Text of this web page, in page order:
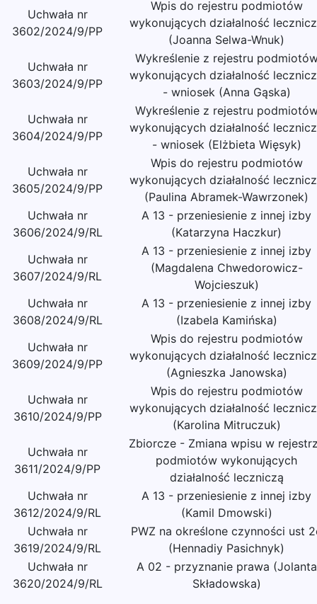
Uchwała nr
3602/2024/9/PP
Wpis do rejestru podmiotów
wykonujących działalność
(Joanna Selwa-Wnuk)
Uchwała nr
3603/2024/9/PP
Wykreślenie z rejestru
wykonujących działalność
- wniosek (Anna Gąska)
Uchwała nr
3604/2024/9/PP
Wykreślenie z rejestru
wykonujących działalność
- wniosek (Elżbieta Więsyk)
Uchwała nr
3605/2024/9/PP
Wpis do rejestru podmiotów
wykonujących działalność
(Paulina Abramek-Wawrzonek)
Uchwała nr
3606/2024/9/RL
A 13 - przeniesienie z innej izby
(Katarzyna Haczkur)
Uchwała nr
3607/2024/9/RL
A 13 - przeniesienie z innej izby
(Magdalena Chwedorowicz-
Wojcieszuk)
Uchwała nr
3608/2024/9/RL
A 13 - przeniesienie z innej izby
(Izabela Kamińska)
Uchwała nr
3609/2024/9/PP
Wpis do rejestru podmiotów
wykonujących działalność
(Agnieszka Janowska)
Uchwała nr
3610/2024/9/PP
Wpis do rejestru podmiotów
wykonujących działalność
(Karolina Mitruczuk)
Uchwała nr
3611/2024/9/PP
Zbiorcze - Zmiana wpisu w
podmiotów wykonujących
działalność leczniczą
Uchwała nr
3612/2024/9/RL
A 13 - przeniesienie z innej izby
(Kamil Dmowski)
Uchwała nr
3619/2024/9/RL
PWZ na określone czynności ust
(Hennadiy Pasichnyk)
Uchwała nr
3620/2024/9/RL
A 02 - przyznanie prawa (Jolanta
Składowska)